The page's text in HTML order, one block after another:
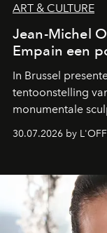
ART & CULTURE
Jean-Michel
Empain een
In Brussel
tentoonstelling
monumentale
een emotionele
moment van
30.07.2026 by